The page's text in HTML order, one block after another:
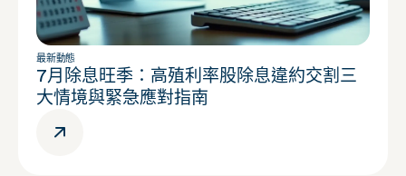
最新動態
7月除息旺季：高殖利率股除息違約交割三
大情境與緊急應對指南